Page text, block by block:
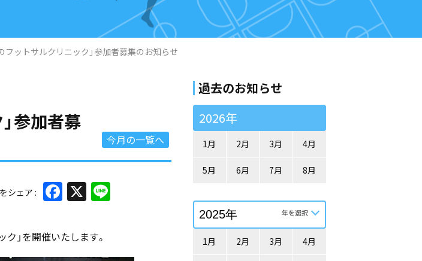
フットサルクリニック」参加者募集のお知らせ
参加者募
今月の一覧へ
シェア Facebook
X Line
」を開催いたします。
過去のお知らせ
2026年
1月 2月 3月 4月
5月 6月 7月 8月
1月 2月 3月 4月